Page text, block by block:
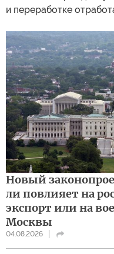
и переработке
Новый
ли повлияет на
экспорт или на
Москвы
04.08.2026